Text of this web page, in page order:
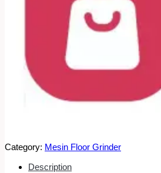
Category: Mesin Floor Grinder
Description